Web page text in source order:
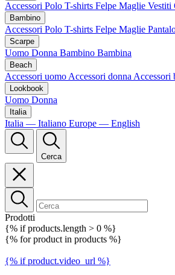
Accessori Polo T-shirts Felpe Maglie Vestiti
Bambino
Accessori Polo T-shirts Felpe Maglie
Scarpe
Uomo Donna Bambino Bambina
Beach
Accessori uomoAccessori donnaAccessori
Lookbook
Uomo Donna
Italia
Italia — Italiano Europe — English
Cerca
Prodotti
{% if products.length > 0 %}
{% for product in products %}
{% if product.video_url %}